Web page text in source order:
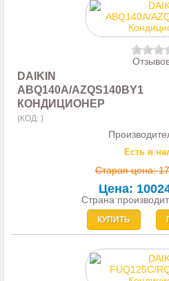
DAIKIN
ABQ140A/AZQS140BY1
КОНДИЦИОНЕР
(КОД: )
Есть в
Старая цена:
Цена:
Страна
КУПИТЬ